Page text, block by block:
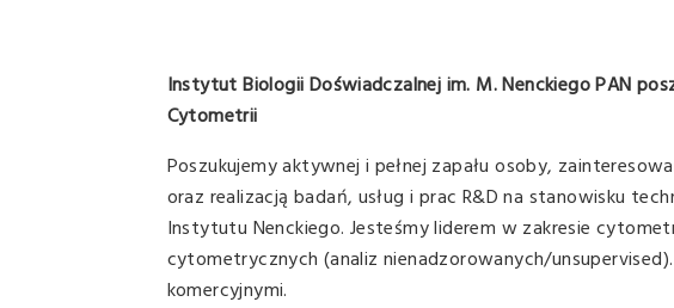
Instytut Biologii Doświadczalnej im. M. Nenckiego PAN
Cytometrii
Poszukujemy aktywnej i pełnej zapału osoby,
oraz realizacją badań, usług i prac R&D na stanowisku
Instytutu Nenckiego. Jesteśmy liderem w zakresie
cytometrycznych (analiz nienadzorowanych/
komercyjnymi.